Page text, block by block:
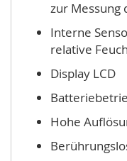
zur Messung
Interne
relative
Display LCD
Hohe